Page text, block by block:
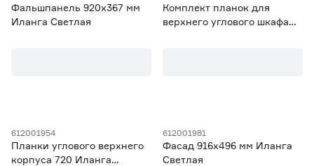
Фальшпанель 920х367 мм
Иланга Светлая
Комплект планок для
верхнего углового шкафа
612001954
Планки углового верхнего
корпуса 720 Иланга
612001981
Фасад 916х496 мм Иланга
Светлая